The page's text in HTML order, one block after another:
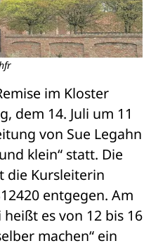
im Kloster
dem 14. Juli um 11
von Sue Legahn
klein“ statt. Die
die Kursleiterin
entgegen. Am
es von 12 bis 16
machen“ ein